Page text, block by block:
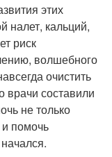
этих
налет, кальций,
риск
волшебного
очистить
врачи составили
не только
и помочь